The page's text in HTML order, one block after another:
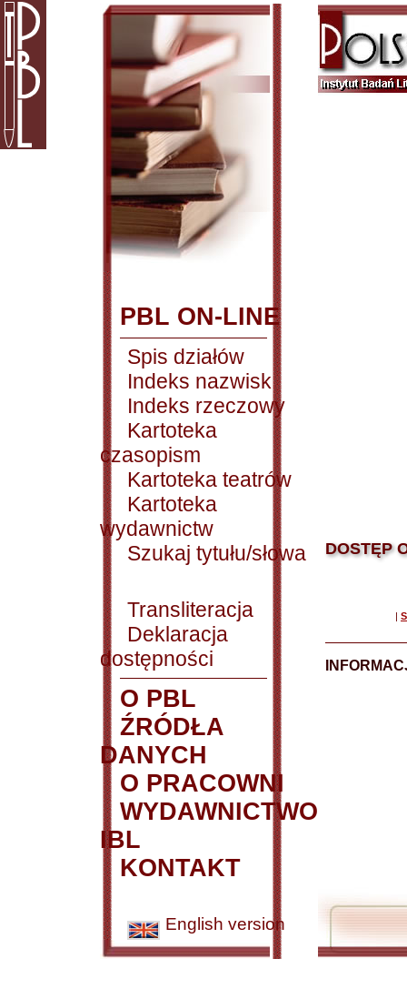
PBL ON-LINE
Spis działów
Indeks nazwisk
Indeks rzeczowy
Kartoteka
czasopism
Kartoteka teatrów
Kartoteka
wydawnictw
Szukaj tytułu/słowa
Transliteracja
Deklaracja
dostępności
O PBL
ŹRÓDŁA
DANYCH
O PRACOWNI
WYDAWNICTWO
IBL
KONTAKT
English version
DOSTĘP
|